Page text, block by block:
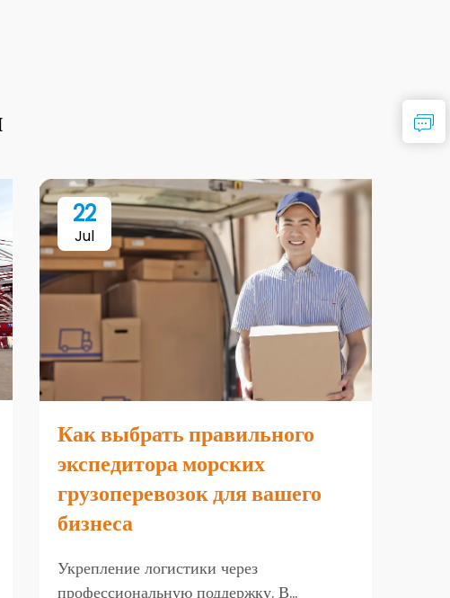
22
Jul
Как выбрать правильного
экспедитора морских
грузоперевозок для вашего
бизнеса
Укрепление логистики через
профессиональную поддержку. В